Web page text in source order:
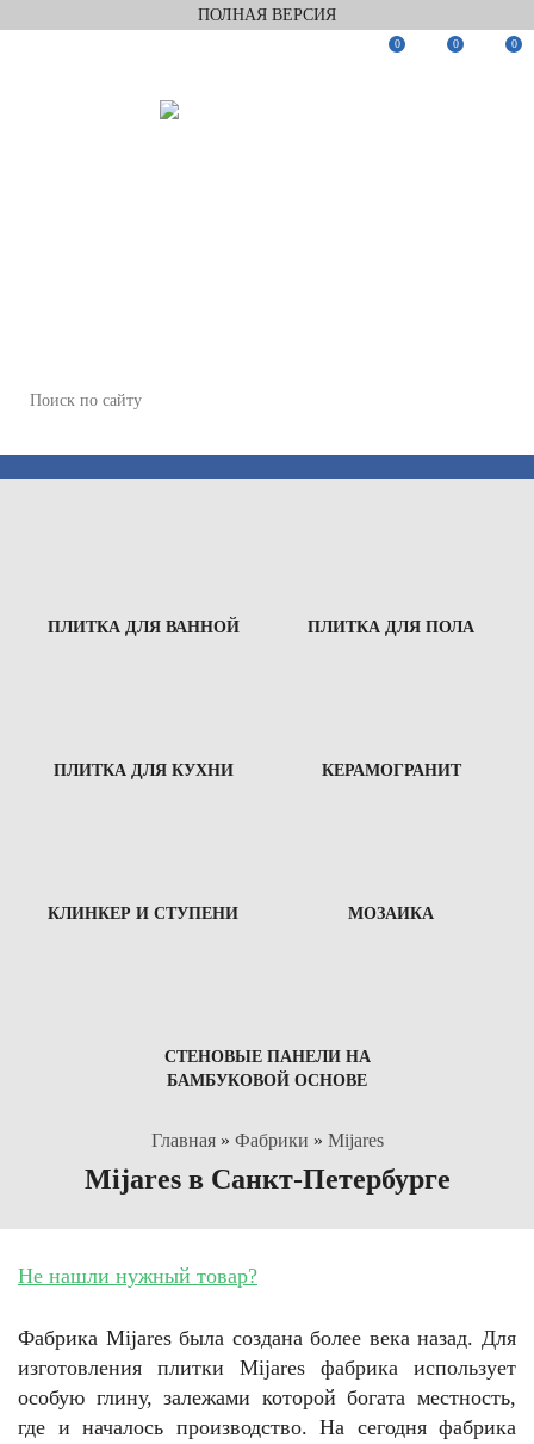
ПОЛНАЯ ВЕРСИЯ
0 0 0
ПЛИТКА ДЛЯ ВАННОЙ ПЛИТКА ДЛЯ ПОЛА
ПЛИТКА ДЛЯ КУХНИ КЕРАМОГРАНИТ
КЛИНКЕР И СТУПЕНИ МОЗАИКА
СТЕНОВЫЕ ПАНЕЛИ НА
БАМБУКОВОЙ ОСНОВЕ
Главная » Фабрики » Mijares
Mijares в Санкт-Петербурге
Не нашли нужный товар?
Фабрика Mijares была создана более века назад. Для
изготовления плитки Mijares фабрика использует
особую глину, залежами которой богата местность,
где и началось производство. На сегодня фабрика